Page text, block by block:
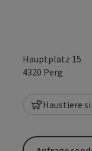
Hauptplatz 15
4320 Perg
Haustiere